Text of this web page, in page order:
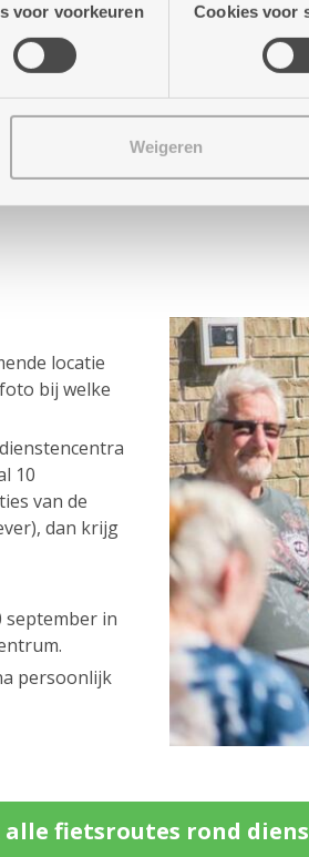
voor voorkeuren Cookies voor
Weigeren
Molengeest
Pulhof
locatie
bij welke
10
van de
dan krijg
in
persoonlijk
alle fietsroutes rond